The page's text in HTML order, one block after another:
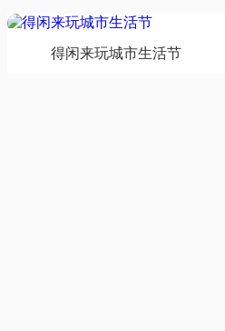
得闲来玩城市生活节